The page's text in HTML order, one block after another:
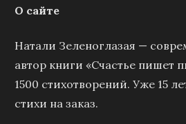
О сайте
Натали Зеленоглазая —
автор книги «Счастье пишет
1500 стихотворений. Уже 15
стихи на заказ.